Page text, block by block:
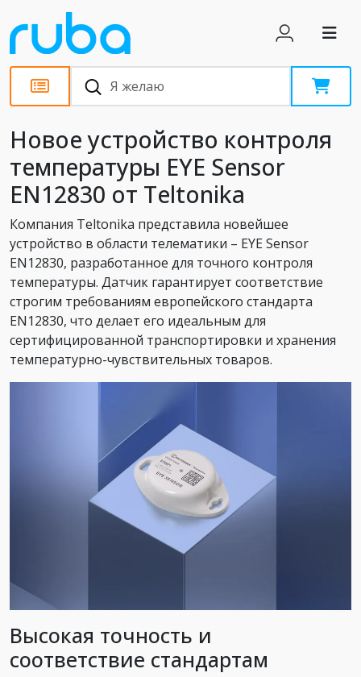
Новости
Новое устройство контроля
температуры EYE Sensor
EN12830 от Teltonika
Компания Teltonika представила новейшее
устройство в области телематики – EYE Sensor
EN12830, разработанное для точного контроля
температуры. Датчик гарантирует соответствие
строгим требованиям европейского стандарта
EN12830, что делает его идеальным для
сертифицированной транспортировки и хранения
температурно-чувствительных товаров.
Высокая точность и
соответствие стандартам